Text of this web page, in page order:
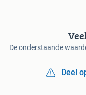
De onderstaande
Deel